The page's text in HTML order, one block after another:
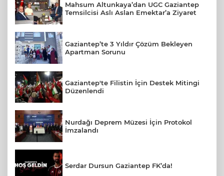
Mahsum Altunkaya’dan UGC Gaziantep
Temsilcisi Aslı Aslan Emektar’a Ziyaret
Gaziantep’te 3 Yıldır Çözüm Bekleyen
Apartman Sorunu
Gaziantep'te Filistin İçin Destek Mitingi
Düzenlendi
Nurdağı Deprem Müzesi İçin Protokol
İmzalandı
Serdar Dursun Gaziantep FK’da!